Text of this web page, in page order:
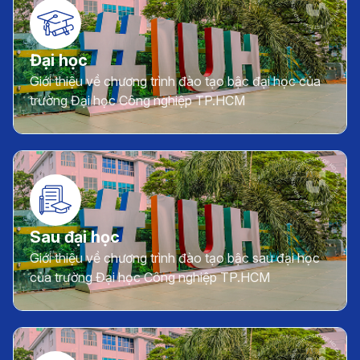
Đại học
Giới thiệu về chương trình đào tạo bậc đại học của
trường Đại học Công nghiệp TP.HCM
Sau đại học
Giới thiệu về chương trình đào tạo bậc sau đại học
của trường Đại học Công nghiệp TP.HCM